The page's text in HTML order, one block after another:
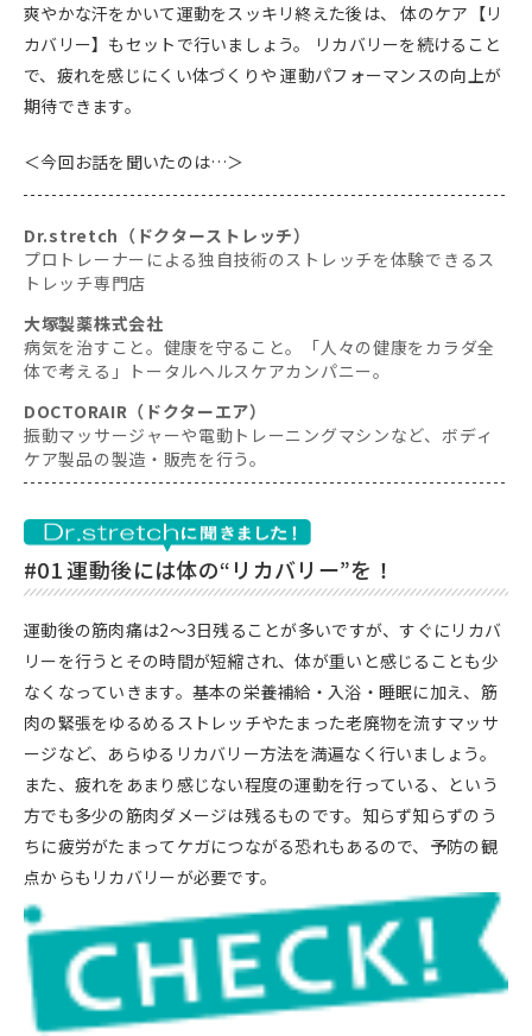
爽やかな汗をかいて運動をスッキリ終えた後は、 体のケア【リ
カバリー】もセットで行いましょう。 リカバリーを続けること
で、疲れを感じにくい体づくりや 運動パフォーマンスの向上が
期待できます。
＜今回お話を聞いたのは…＞
Dr.stretch（ドクターストレッチ）
プロトレーナーによる独自技術のストレッチを体験できるス
トレッチ専門店
大塚製薬株式会社
病気を治すこと。健康を守ること。「人々の健康をカラダ全
体で考える」トータルヘルスケアカンパニー。
DOCTORAIR（ドクターエア）
振動マッサージャーや電動トレーニングマシンなど、ボディ
ケア製品の製造・販売を行う。
#01 運動後には体の“リカバリー”を！
運動後の筋肉痛は2～3日残ることが多いですが、すぐにリカバ
リーを行うとその時間が短縮され、体が重いと感じることも少
なくなっていきます。基本の栄養補給・入浴・睡眠に加え、筋
肉の緊張をゆるめるストレッチやたまった老廃物を流すマッサ
ージなど、あらゆるリカバリー方法を満遍なく行いましょう。
また、疲れをあまり感じない程度の運動を行っている、という
方でも多少の筋肉ダメージは残るものです。知らず知らずのう
ちに疲労がたまってケガにつながる恐れもあるので、予防の観
点からもリカバリーが必要です。